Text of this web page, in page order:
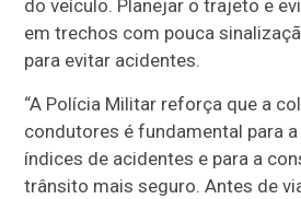
do veículo. Planejar o trajeto e
em trechos com pouca
para evitar acidentes.
“A Polícia Militar reforça que a
condutores é fundamental para
índices de acidentes e para a
trânsito mais seguro. Antes de